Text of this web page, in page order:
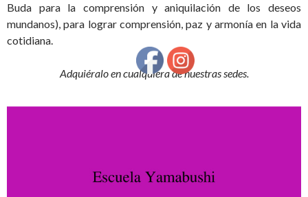
Buda para la comprensión y aniquilación de los deseos
mundanos), para lograr comprensión, paz y armonía en la vida
cotidiana.
Adquiéralo en cualquiera de nuestras sedes.